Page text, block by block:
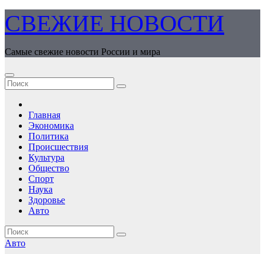
Перейти
к
содержимому
СВЕЖИЕ НОВОСТИ
Самые свежие новости России и мира
Главная
Экономика
Политика
Происшествия
Культура
Общество
Спорт
Наука
Здоровье
Авто
Авто